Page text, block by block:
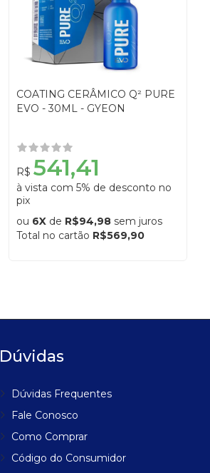
COATING CERÂMICO Q² PURE
EVO - 30ML - GYEON
R$541,41
à vista com 5% de desconto no
pix
ou 6X de R$94,98 sem juros
Total no cartão R$569,90
Dúvidas
Dúvidas Frequentes
Fale Conosco
Como Comprar
Código do Consumidor